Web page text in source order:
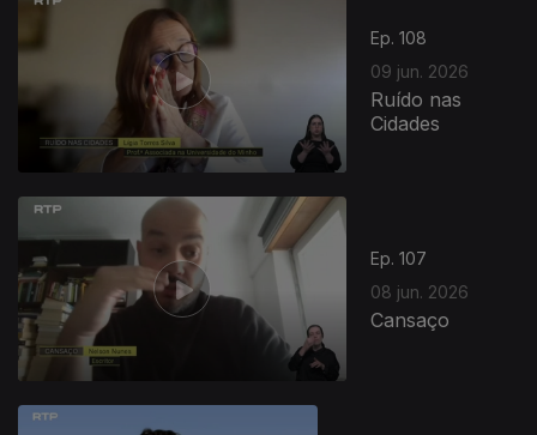
Ep. 108
09 jun. 2026
Ruído nas
Cidades
Ep. 107
08 jun. 2026
Cansaço